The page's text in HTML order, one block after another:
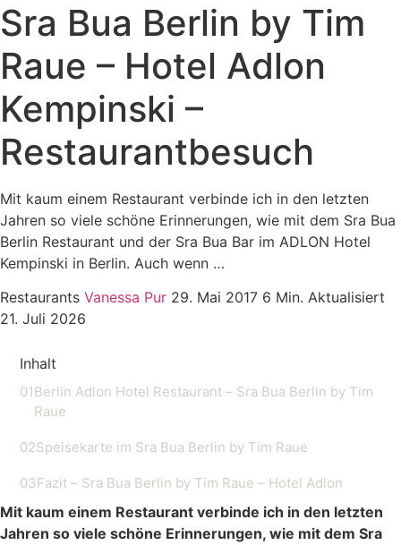
Sra Bua Berlin by Tim
Raue – Hotel Adlon
Kempinski –
Restaurantbesuch
Mit kaum einem Restaurant verbinde ich in den letzten
Jahren so viele schöne Erinnerungen, wie mit dem Sra Bua
Berlin Restaurant und der Sra Bua Bar im ADLON Hotel
Kempinski in Berlin. Auch wenn …
Restaurants Vanessa Pur 29. Mai 2017 6 Min. Aktualisiert
21. Juli 2026
Inhalt
01Berlin Adlon Hotel Restaurant – Sra Bua Berlin by Tim
Raue
02Speisekarte im Sra Bua Berlin by Tim Raue
03Fazit – Sra Bua Berlin by Tim Raue – Hotel Adlon
Mit kaum einem Restaurant verbinde ich in den letzten
Jahren so viele schöne Erinnerungen, wie mit dem Sra